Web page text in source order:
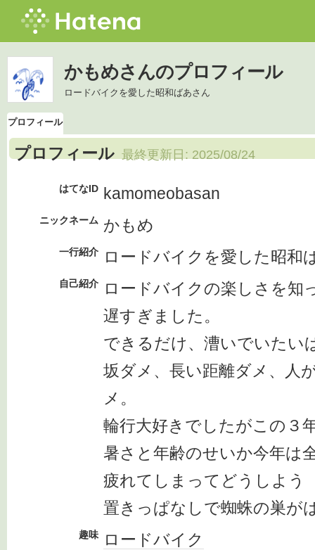
かもめさんのプロフィール
ロードバイクを愛した昭和ばあさん
プロフィール
プロフィール 最終更新日: 2025/08/24
はてなID kamomeobasan
ニックネーム かもめ
一行紹介 ロードバイクを愛した昭和
自己紹介
ロードバイクの楽しさを知
遅すぎました。
できるだけ、漕いでいたい
坂ダメ、長い距離ダメ、人
メ。
輪行大好きでしたがこの３
暑さと年齢のせいか今年は
疲れてしまってどうしよう
置きっぱなしで蜘蛛の巣が
趣味 ロードバイク